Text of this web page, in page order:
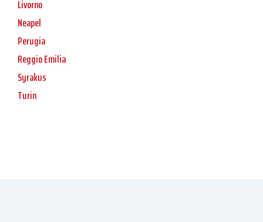
Livorno
Neapel
Perugia
Reggio Emilia
Syrakus
Turin